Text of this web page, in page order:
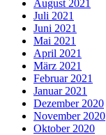
August 2021
Juli 2021
Juni 2021
Mai 2021
April 2021
März 2021
Februar 2021
Januar 2021
Dezember 2020
November 2020
Oktober 2020